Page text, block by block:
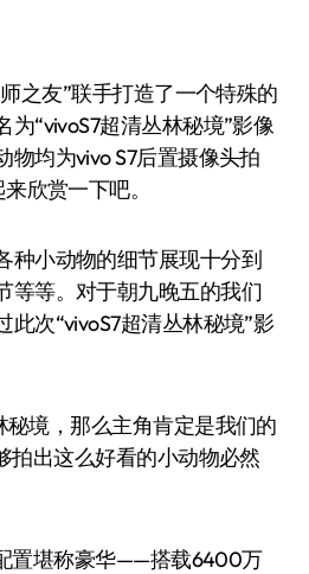
之友”联手打造了一个特殊的
“vivoS7超清丛林秘境”影像
物均为vivo S7后置摄像头拍
欣赏一下吧。
种小动物的细节展现十分到
等等。对于朝九晚五的我们
次“vivoS7超清丛林秘境”影
秘境，那么主角肯定是我们的
拍出这么好看的小动物必然
置堪称豪华——搭载6400万